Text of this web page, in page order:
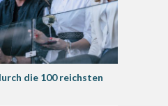
die 100 reichsten